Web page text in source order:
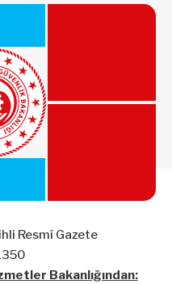
Resmî Gazete
Bakanlığından: